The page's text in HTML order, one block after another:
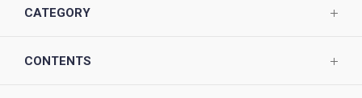
CATEGORY
CONTENTS